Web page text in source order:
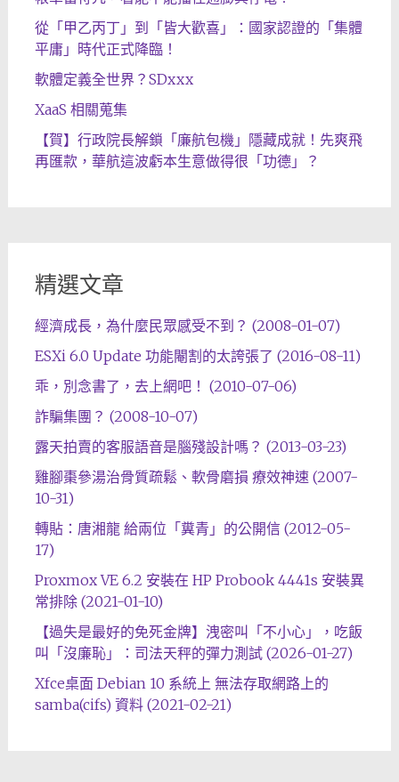
從「甲乙丙丁」到「皆大歡喜」：國家認證的「集體
平庸」時代正式降臨！
軟體定義全世界？SDxxx
XaaS 相關蒐集
【賀】行政院長解鎖「廉航包機」隱藏成就！先爽飛
再匯款，華航這波虧本生意做得很「功德」？
精選文章
經濟成長，為什麼民眾感受不到？ (2008-01-07)
ESXi 6.0 Update 功能閹割的太誇張了 (2016-08-11)
乖，別念書了，去上網吧！ (2010-07-06)
詐騙集團？ (2008-10-07)
露天拍賣的客服語音是腦殘設計嗎？ (2013-03-23)
雞腳棗參湯治骨質疏鬆、軟骨磨損 療效神速 (2007-
10-31)
轉貼：唐湘龍 給兩位「糞青」的公開信 (2012-05-
17)
Proxmox VE 6.2 安裝在 HP Probook 4441s 安裝異
常排除 (2021-01-10)
【過失是最好的免死金牌】洩密叫「不小心」，吃飯
叫「沒廉恥」：司法天秤的彈力測試 (2026-01-27)
Xfce桌面 Debian 10 系統上 無法存取網路上的
samba(cifs) 資料 (2021-02-21)